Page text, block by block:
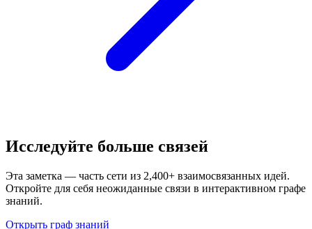
Исследуйте больше связей
Эта заметка — часть сети из 2,400+ взаимосвязанных идей.
Откройте для себя неожиданные связи в интерактивном графе
знаний.
Открыть граф знаний